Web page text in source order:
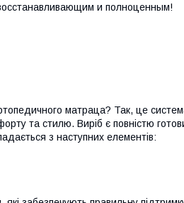
и полноценным!
матраца? Так, це
та стилю. Виріб є повністю
з наступних елементів: